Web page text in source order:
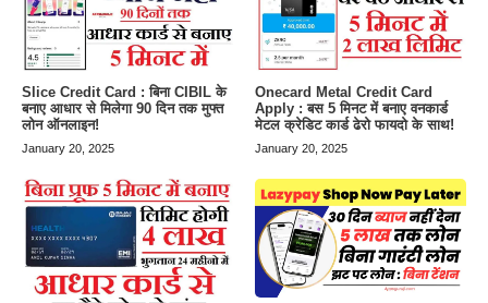
Slice Credit Card : बिना CIBIL के
बनाए आधार से मिलेगा 90 दिन तक मुफ्त
लोन ऑनलाइन!
January 20, 2025
Onecard Metal Credit Card
Apply : बस 5 मिनट में बनाए वनकार्ड
मेटल क्रेडिट कार्ड ढेरो फायदो के साथ!
January 20, 2025